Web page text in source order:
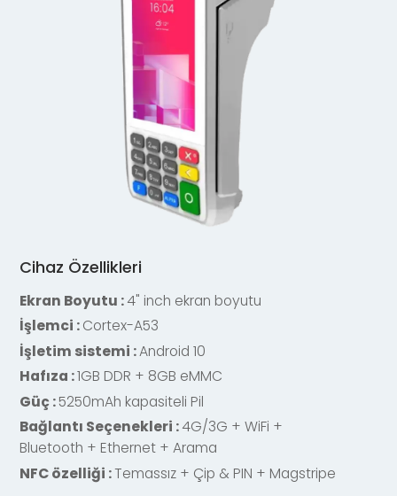
Cihaz Özellikleri
Ekran Boyutu :4" inch ekran boyutu
İşlemci :Cortex-A53
İşletim sistemi :Android 10
Hafıza :1GB DDR + 8GB eMMC
Güç :5250mAh kapasiteli Pil
Bağlantı Seçenekleri :4G/3G + WiFi +
Bluetooth + Ethernet + Arama
NFC özelliği :Temassız + Çip & PIN + Magstripe